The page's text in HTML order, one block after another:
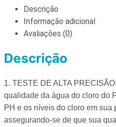
Descrição
Informação adicional
Avaliações (0)
Descrição
1. TESTE DE ALTA
qualidade da água do cloro do
PH e os níveis do cloro em
assegurando-se de que sua